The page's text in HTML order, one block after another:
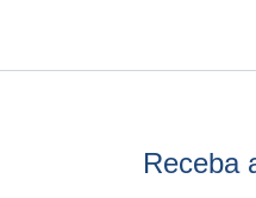
Receba